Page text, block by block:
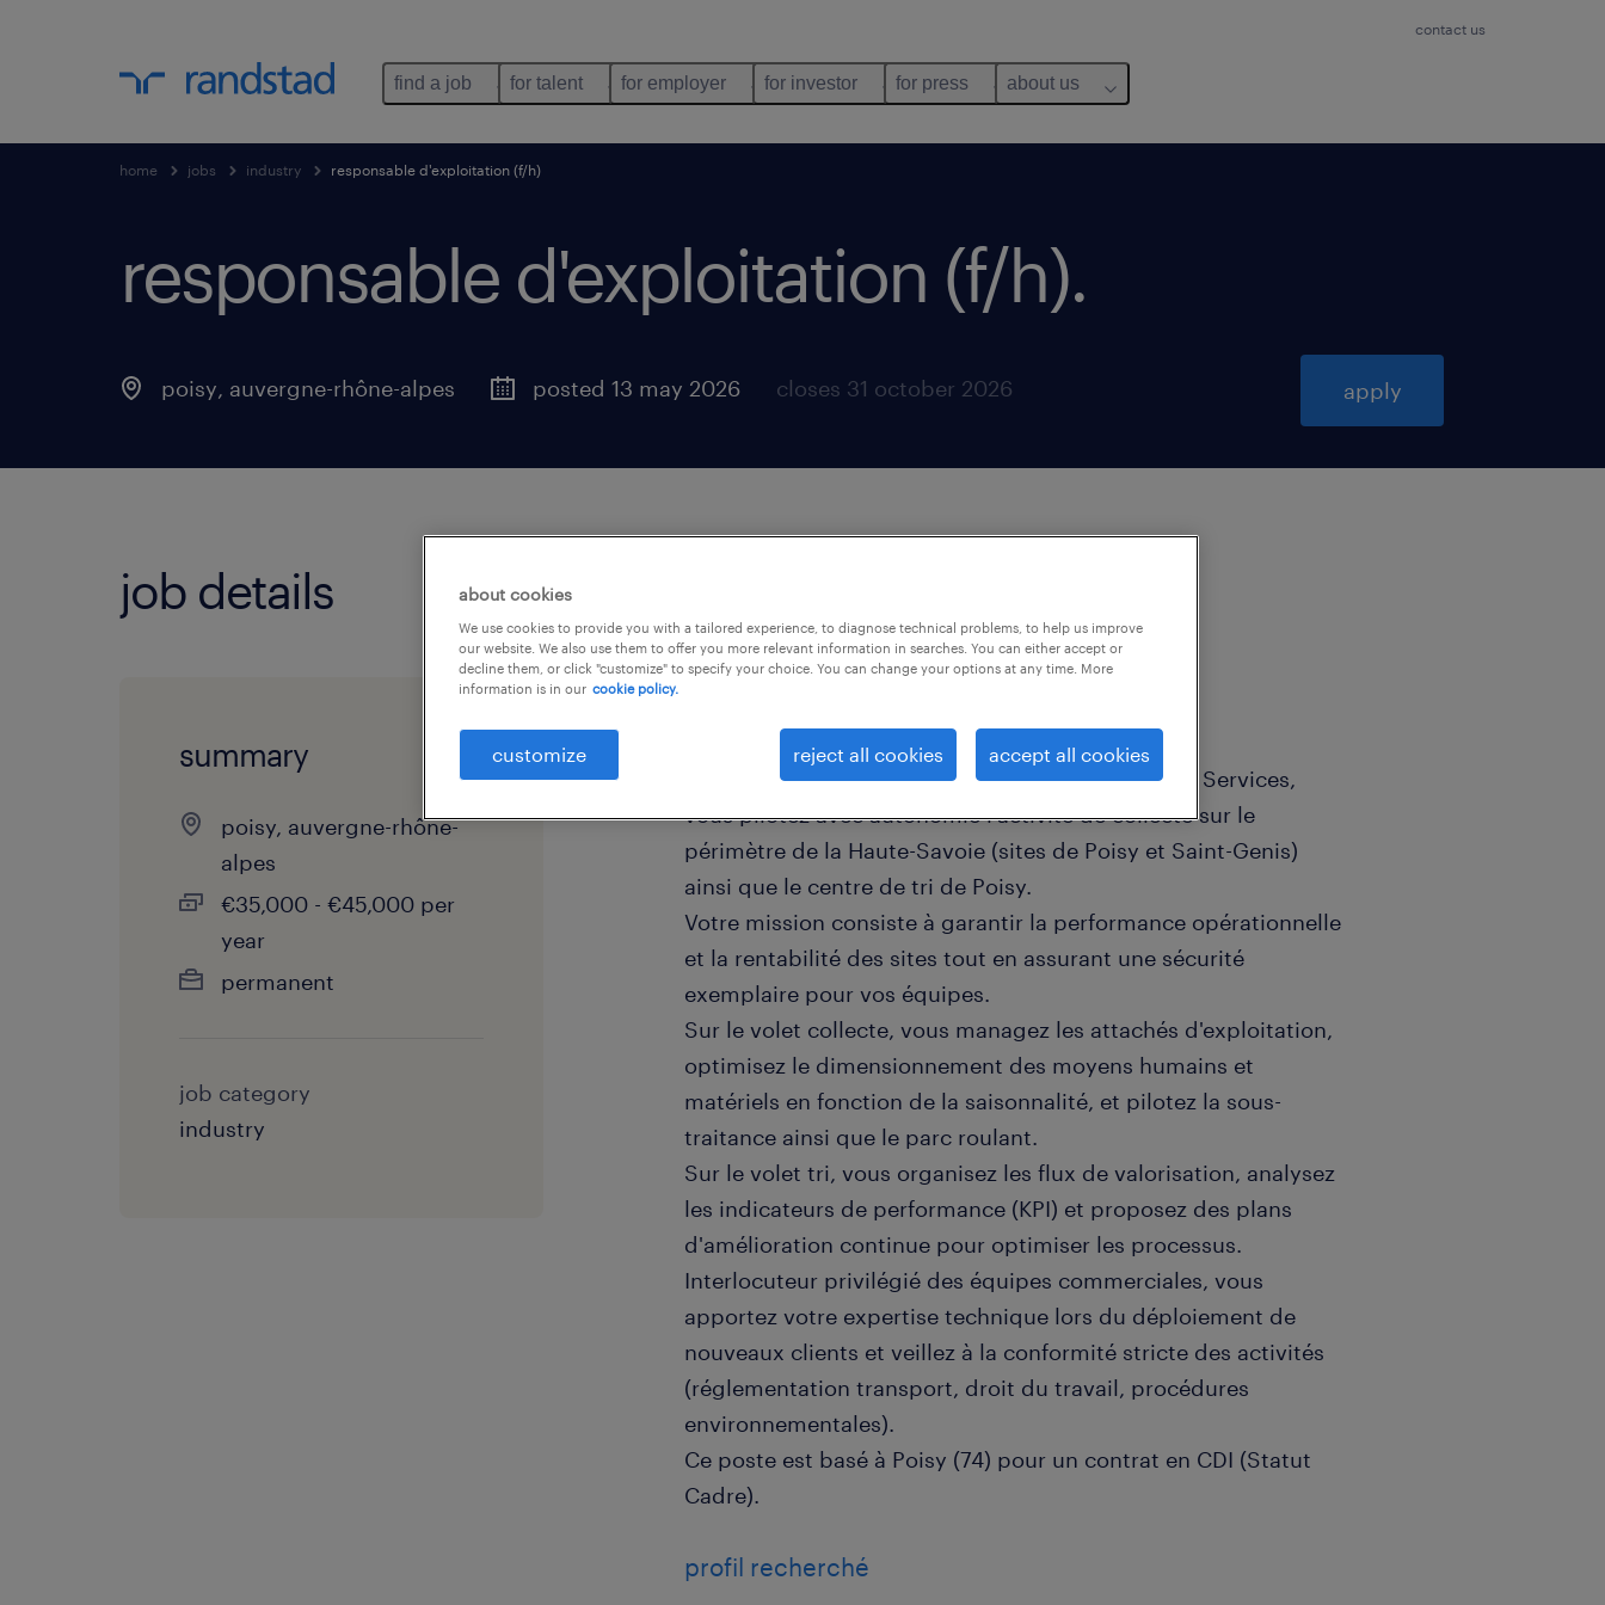
contact us
find a job for talent for employer for investor for press about us
home jobs industry responsable d'exploitation (f/h)
responsable d'exploitation (f/h).
poisy, auvergne-rhône-alpes posted 13 may 2026 closes 31 october 2026 apply
job details
summary
poisy, auvergne-rhône-
alpes
€35,000 - €45,000 per
year
permanent
job category
industry
Sous la supervision du Responsable de Centre de Services,
vous pilotez avec autonomie l'activité de collecte sur le
périmètre de la Haute-Savoie (sites de Poisy et Saint-Genis)
ainsi que le centre de tri de Poisy.
Votre mission consiste à garantir la performance opérationnelle
et la rentabilité des sites tout en assurant une sécurité
exemplaire pour vos équipes.
Sur le volet collecte, vous managez les attachés d'exploitation,
optimisez le dimensionnement des moyens humains et
matériels en fonction de la saisonnalité, et pilotez la sous-
traitance ainsi que le parc roulant.
Sur le volet tri, vous organisez les flux de valorisation, analysez
les indicateurs de performance (KPI) et proposez des plans
d'amélioration continue pour optimiser les processus.
Interlocuteur privilégié des équipes commerciales, vous
apportez votre expertise technique lors du déploiement de
nouveaux clients et veillez à la conformité stricte des activités
(réglementation transport, droit du travail, procédures
environnementales).
Ce poste est basé à Poisy (74) pour un contrat en CDI (Statut
Cadre).
profil recherché
about cookies
We use cookies to provide you with a tailored experience, to diagnose technical problems, to help us improve
our website. We also use them to offer you more relevant information in searches. You can either accept or
decline them, or click "customize" to specify your choice. You can change your options at any time. More
information is in our cookie policy.
customize reject all cookies accept all cookies